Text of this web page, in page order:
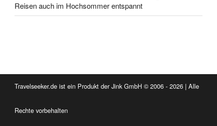
Reisen auch im Hochsommer entspannt
Travelseeker.de ist ein Produkt der Jink GmbH © 2006 - 2026 | Alle
Rechte vorbehalten